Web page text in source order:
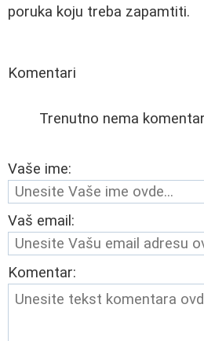
poruka koju treba zapamtiti.
Komentari
Trenutno nema
Vaše ime:
Vaš email:
Komentar: